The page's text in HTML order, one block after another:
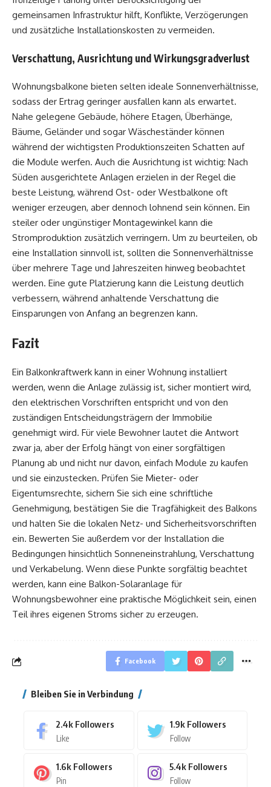
gemeinsamen Infrastruktur hilft, Konflikte, Verzögerungen
und zusätzliche Installationskosten zu vermeiden.
Verschattung, Ausrichtung und Wirkungsgradverlust
Wohnungsbalkone bieten selten ideale Sonnenverhältnisse,
sodass der Ertrag geringer ausfallen kann als erwartet.
Nahe gelegene Gebäude, höhere Etagen, Überhänge,
Bäume, Geländer und sogar Wäscheständer können
während der wichtigsten Produktionszeiten Schatten auf
die Module werfen. Auch die Ausrichtung ist wichtig: Nach
Süden ausgerichtete Anlagen erzielen in der Regel die
beste Leistung, während Ost- oder Westbalkone oft
weniger erzeugen, aber dennoch lohnend sein können. Ein
steiler oder ungünstiger Montagewinkel kann die
Stromproduktion zusätzlich verringern. Um zu beurteilen, ob
eine Installation sinnvoll ist, sollten die Sonnenverhältnisse
über mehrere Tage und Jahreszeiten hinweg beobachtet
werden. Eine gute Platzierung kann die Leistung deutlich
verbessern, während anhaltende Verschattung die
Einsparungen von Anfang an begrenzen kann.
Fazit
Ein Balkonkraftwerk kann in einer Wohnung installiert
werden, wenn die Anlage zulässig ist, sicher montiert wird,
den elektrischen Vorschriften entspricht und von den
zuständigen Entscheidungsträgern der Immobilie
genehmigt wird. Für viele Bewohner lautet die Antwort
zwar ja, aber der Erfolg hängt von einer sorgfältigen
Planung ab und nicht nur davon, einfach Module zu kaufen
und sie einzustecken. Prüfen Sie Mieter- oder
Eigentumsrechte, sichern Sie sich eine schriftliche
Genehmigung, bestätigen Sie die Tragfähigkeit des Balkons
und halten Sie die lokalen Netz- und Sicherheitsvorschriften
ein. Bewerten Sie außerdem vor der Installation die
Bedingungen hinsichtlich Sonneneinstrahlung, Verschattung
und Verkabelung. Wenn diese Punkte sorgfältig beachtet
werden, kann eine Balkon-Solaranlage für
Wohnungsbewohner eine praktische Möglichkeit sein, einen
Teil ihres eigenen Stroms sicher zu erzeugen.
Facebook
Bleiben Sie in Verbindung
2.4k Followers
Like
1.9k Followers
Follow
1.6k Followers
Pin
5.4k Followers
Follow